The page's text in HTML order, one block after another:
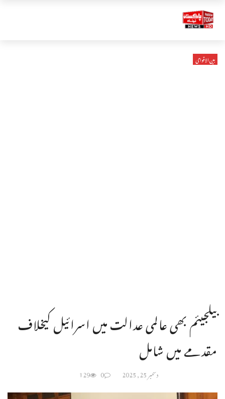
بین الاقوامی
بیلجیئم بھی عالمی عدالت میں اسرائیل کیخلاف
مقدمے میں شامل
دسمبر 25, 2025 0
129